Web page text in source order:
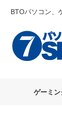
BTOパソコン、
ゲーミン